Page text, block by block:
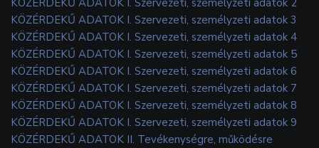
KÖZÉRDEKŰ ADATOK I. Szervezeti, személyzeti adatok 3
KÖZÉRDEKŰ ADATOK I. Szervezeti, személyzeti adatok 4
KÖZÉRDEKŰ ADATOK I. Szervezeti, személyzeti adatok 5
KÖZÉRDEKŰ ADATOK I. Szervezeti, személyzeti adatok 6
KÖZÉRDEKŰ ADATOK I. Szervezeti, személyzeti adatok 7
KÖZÉRDEKŰ ADATOK I. Szervezeti, személyzeti adatok 8
KÖZÉRDEKŰ ADATOK I. Szervezeti, személyzeti adatok 9
KÖZÉRDEKŰ ADATOK II. Tevékenységre, működésre